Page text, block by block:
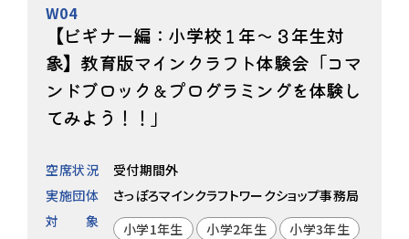
W04
【ビギナー編：小学校１年～３年生対
象】教育版マインクラフト体験会「コマ
ンドブロック＆プログラミングを体験し
てみよう！！」
空席状況
受付期間外
実施団体
さっぽろマインクラフトワークショップ事務局
対象
小学1年生 小学2年生 小学3年生